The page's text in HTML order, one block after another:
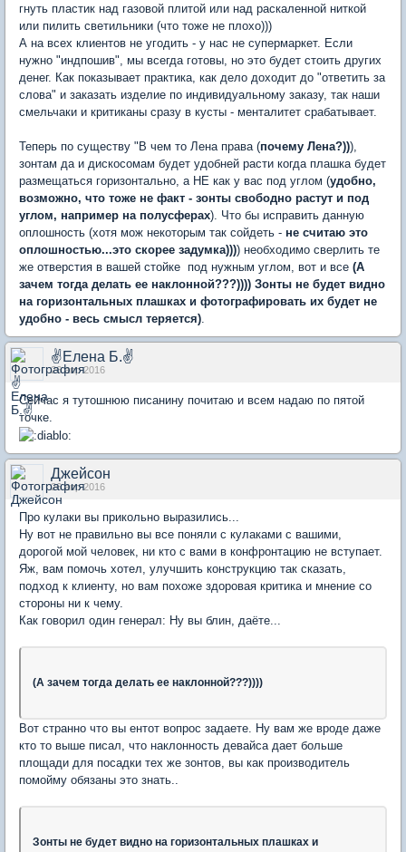
гнуть пластик над газовой плитой или над раскаленной ниткой
или пилить светильники (что тоже не плохо)))
А на всех клиентов не угодить - у нас не супермаркет. Если
нужно "индпошив", мы всегда готовы, но это будет стоить других
денег. Как показывает практика, как дело доходит до "ответить за
слова" и заказать изделие по индивидуальному заказу, так наши
смельчаки и критиканы сразу в кусты - менталитет срабатывает.
Теперь по существу "В чем то Лена права (почему Лена?))),
зонтам да и дискосомам будет удобней расти когда плашка будет
размещаться горизонтально, а НЕ как у вас под углом (удобно,
возможно, что тоже не факт - зонты свободно растут и под
углом, например на полусферах). Что бы исправить данную
оплошность (хотя мож некоторым так сойдеть - не считаю это
оплошностью...это скорее задумка)))) необходимо сверлить те
же отверстия в вашей стойке под нужным углом, вот и все (А
зачем тогда делать ее наклонной???)))) Зонты не будет видно
на горизонтальных плашках и фотографировать их будет не
удобно - весь смысл теряется).
✌Елена Б.✌
26 апр 2016
Сейчас я тутошнюю писанину почитаю и всем надаю по пятой
точке.
Джейсон
26 апр 2016
Про кулаки вы прикольно выразились...
Ну вот не правильно вы все поняли с кулаками с вашими,
дорогой мой человек, ни кто с вами в конфронтацию не вступает.
Яж, вам помочь хотел, улучшить конструкцию так сказать,
подход к клиенту, но вам похоже здоровая критика и мнение со
стороны ни к чему.
Как говорил один генерал: Ну вы блин, даёте...
(А зачем тогда делать ее наклонной???))))
Вот странно что вы ентот вопрос задаете. Ну вам же вроде даже
кто то выше писал, что наклонность девайса дает больше
площади для посадки тех же зонтов, вы как производитель
помойму обязаны это знать..
Зонты не будет видно на горизонтальных плашках и